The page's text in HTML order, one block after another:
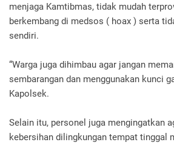
menjaga Kamtibmas, tidak mudah
berkembang di medsos ( hoax ) serta
sendiri.
“Warga juga dihimbau agar jangan
sembarangan dan menggunakan kunci
Kapolsek.
Selain itu, personel juga mengingatkan
kebersihan dilingkungan tempat tinggal